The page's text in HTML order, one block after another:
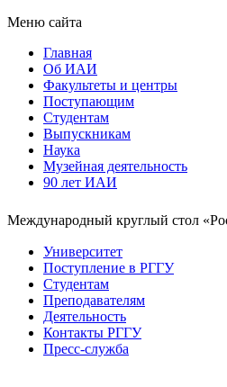
Меню сайта
Главная
Об ИАИ
Факультеты и центры
Поступающим
Студентам
Выпускникам
Наука
Музейная деятельность
90 лет ИАИ
Международный круглый стол
Университет
Поступление в РГГУ
Студентам
Преподавателям
Деятельность
Контакты РГГУ
Пресс-служба